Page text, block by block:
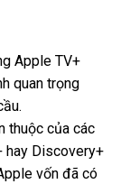
Apple TV+
quan trọng
thuộc của các
hay Discovery+
vốn đã có